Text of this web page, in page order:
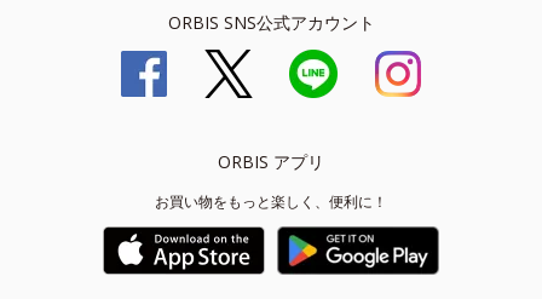
ORBIS SNS公式アカウント
ORBIS アプリ
お買い物をもっと楽しく、便利に！